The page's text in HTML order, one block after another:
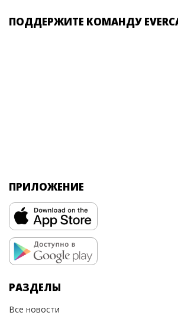
ПОДДЕРЖИТЕ КОМАНДУ
ПРИЛОЖЕНИЕ
РАЗДЕЛЫ
Все новости